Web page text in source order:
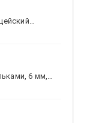
6 мм,